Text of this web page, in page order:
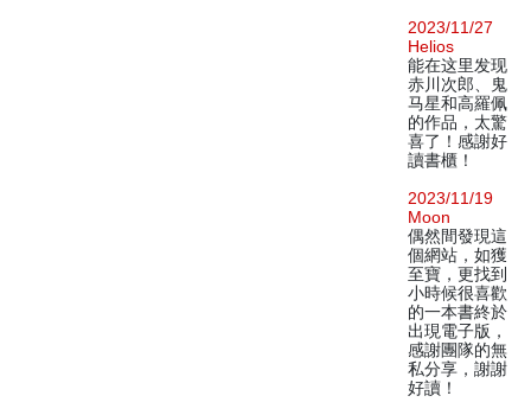
2023/11/27
Helios
能在这里发现
赤川次郎、鬼
马星和高羅佩
的作品，太驚
喜了！感謝好
讀書櫃！
2023/11/19
Moon
偶然間發現這
個網站，如獲
至寶，更找到
小時候很喜歡
的一本書終於
出現電子版，
感謝團隊的無
私分享，謝謝
好讀！